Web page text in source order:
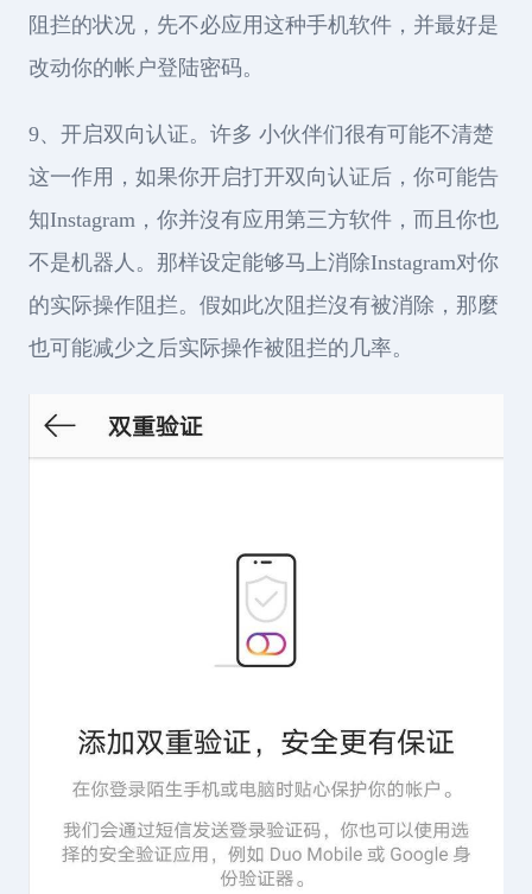
阻拦的状况，先不必应用这种手机软件，并最好是
改动你的帐户登陆密码。
9、开启双向认证。许多 小伙伴们很有可能不清楚
这一作用，如果你开启打开双向认证后，你可能告
知Instagram，你并沒有应用第三方软件，而且你也
不是机器人。那样设定能够马上消除Instagram对你
的实际操作阻拦。假如此次阻拦沒有被消除，那麼
也可能减少之后实际操作被阻拦的几率。